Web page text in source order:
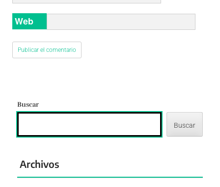
Web
Buscar
Buscar
Archivos